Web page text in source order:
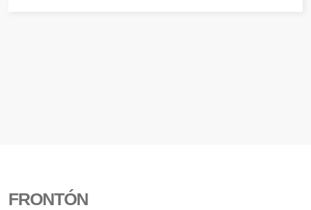
FRONTÓN